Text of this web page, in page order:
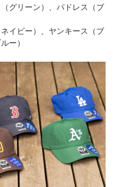
グリーン）、パドレス（ブ
イビー）、ヤンキース（ブ
ー）